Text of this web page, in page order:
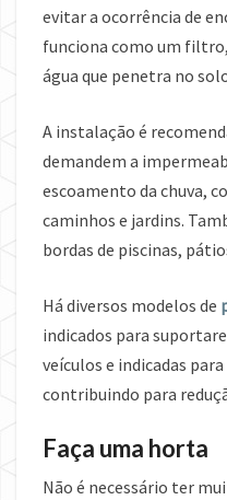
evitar a ocorrência de
funciona como um
água que penetra no
A instalação é
demandem a
escoamento da chuva,
caminhos e jardins.
bordas de piscinas,
Há diversos modelos de
indicados para
veículos e indicadas
contribuindo para
Faça uma horta
Não é necessário ter